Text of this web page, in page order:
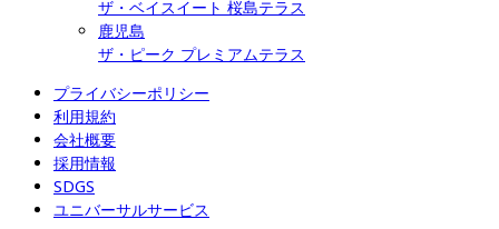
ザ・ベイスイート 桜島テラス
鹿児島
ザ・ピーク プレミアムテラス
プライバシーポリシー
利用規約
会社概要
採用情報
SDGS
ユニバーサルサービス